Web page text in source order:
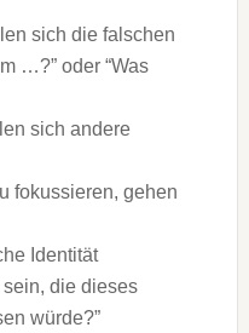
sich die falschen
…?” oder “Was
sich andere
fokussieren, gehen
Identität
die dieses
würde?”